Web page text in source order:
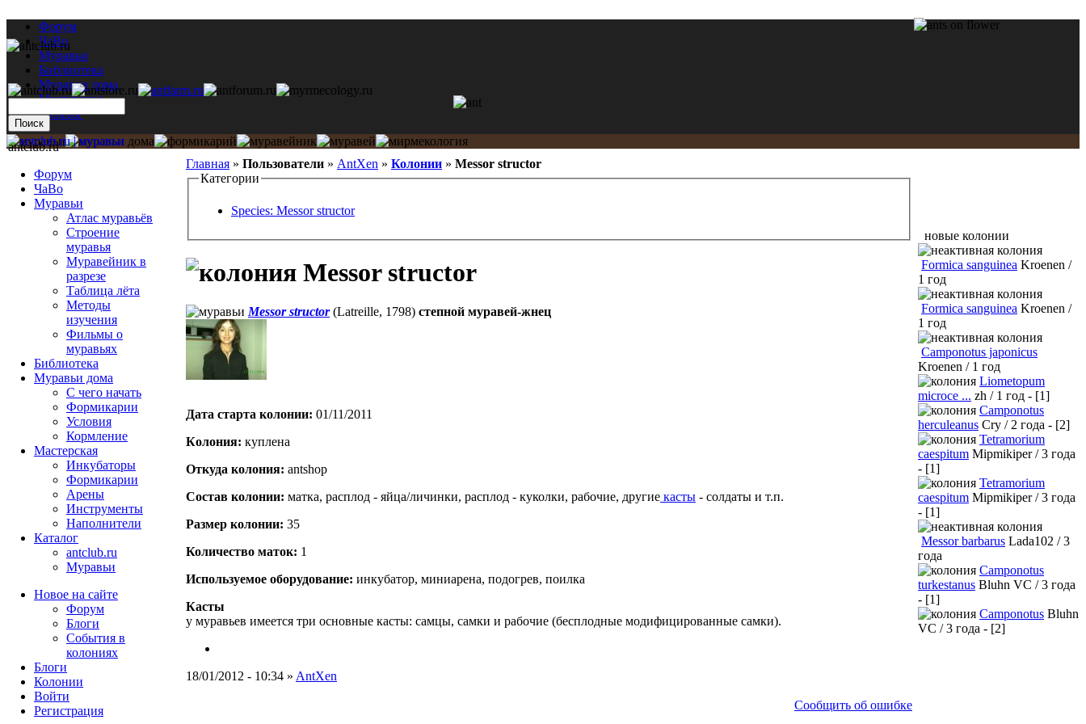
Форум
ЧаВо
Муравьи
Библиотека
Муравьи дома
Мастерская
Каталог
Главная » Пользователи » AntXen » Колонии » Messor structor
Категории
Species: Messor structor
Messor structor
Messor structor(Latreille, 1798) степной муравей-жнец
Дата старта кoлонии: 01/11/2011
Кoлония: куплена
Откуда кoлония: antshop
Состав кoлонии: матка, расплод - яйца/личинки, расплод - куколки, рабочие, другие касты - солдаты и т.п.
Размер кoлонии: 35
Количество маток: 1
Используемое оборудование: инкубатор, миниарена, подогрев, поилка
Касты
у муравьев имеется три основные касты: самцы, самки и рабочие (бесплодные модифицированные самки).
18/01/2012 - 10:34 » AntXen
Сообщить об ошибке
antclub.ru
Форум
ЧаВо
Муравьи
Атлас муравьёв
Строение
муравья
Муравейник в
разрезе
Таблица лёта
Методы
изучения
Фильмы о
муравьях
Библиотека
Муравьи дома
С чего начать
Формикарии
Условия
Кормление
Мастерская
Инкубаторы
Формикарии
Арены
Инструменты
Наполнители
Каталог
antclub.ru
Муравьи
Новое на сайте
Форум
Блоги
События в
колониях
Блоги
Колонии
Войти
Peгиcтpaция
новые колонии
Formica sanguinea Kroenen /
1 год
Formica sanguinea Kroenen /
1 год
Camponotus japonicus
Kroenen / 1 год
Liometopum
microce ... zh / 1 год - [1]
Camponotus
herculeanus Cry / 2 года - [2]
Tetramorium
caespitum Mipmikiper / 3 года
- [1]
Tetramorium
caespitum Mipmikiper / 3 года
- [1]
Messor barbarus Lada102 / 3
года
Camponotus
turkestanus Bluhn VC / 3 года
- [1]
Camponotus Bluhn
VC / 3 года - [2]